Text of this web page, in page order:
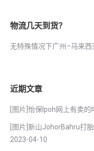
物流几天到货？
无特殊情况下广州–马来西
近期文章
[图片]怡保lpoh网上有卖
[图片]新山JohorBahru打
2023-04-10